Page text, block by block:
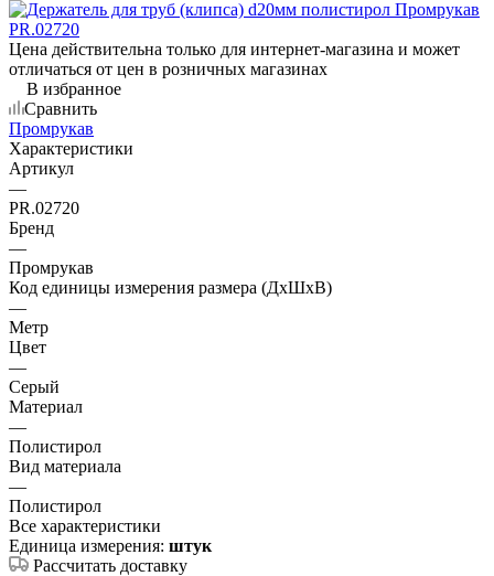
Цена действительна только для интернет-магазина и может
отличаться от цен в розничных магазинах
В избранное
Сравнить
Промрукав
Характеристики
Артикул
—
PR.02720
Бренд
—
Промрукав
Код единицы измерения размера (ДхШхВ)
—
Метр
Цвет
—
Серый
Материал
—
Полистирол
Вид материала
—
Полистирол
Все характеристики
Единица измерения: штук
Рассчитать доставку